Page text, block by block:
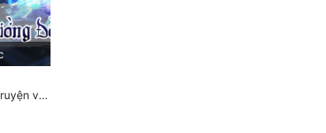
Chương 1109: Ngoại truyện và Lời bạt